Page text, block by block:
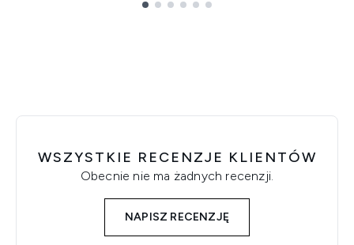
WSZYSTKIE RECENZJE KLIENTÓW
Obecnie nie ma żadnych recenzji.
NAPISZ RECENZJĘ